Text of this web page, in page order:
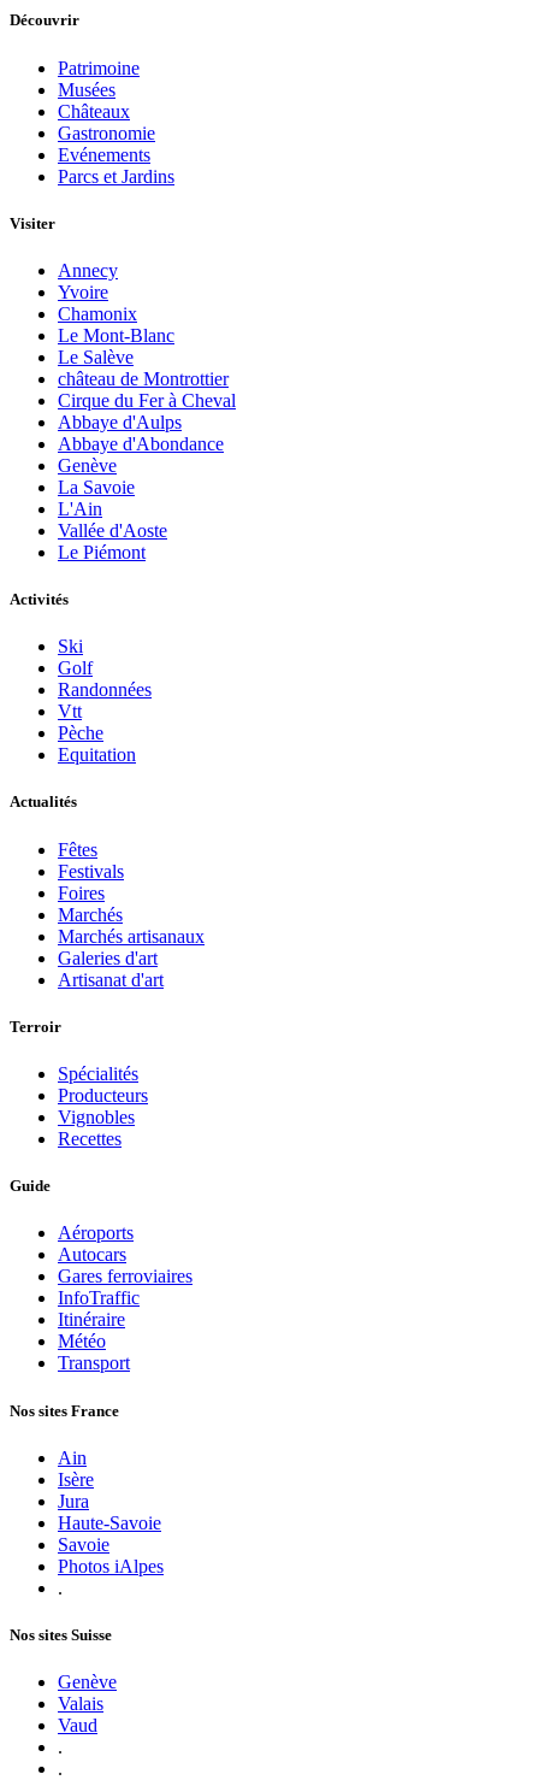
Découvrir
Patrimoine
Musées
Châteaux
Gastronomie
Evénements
Parcs et Jardins
Visiter
Annecy
Yvoire
Chamonix
Le Mont-Blanc
Le Salève
château de Montrottier
Cirque du Fer à Cheval
Abbaye d'Aulps
Abbaye d'Abondance
Genève
La Savoie
L'Ain
Vallée d'Aoste
Le Piémont
Activités
Ski
Golf
Randonnées
Vtt
Pèche
Equitation
Actualités
Fêtes
Festivals
Foires
Marchés
Marchés artisanaux
Galeries d'art
Artisanat d'art
Terroir
Spécialités
Producteurs
Vignobles
Recettes
Guide
Aéroports
Autocars
Gares ferroviaires
InfoTraffic
Itinéraire
Météo
Transport
Nos sites France
Ain
Isère
Jura
Haute-Savoie
Savoie
Photos iAlpes
.
Nos sites Suisse
Genève
Valais
Vaud
.
.